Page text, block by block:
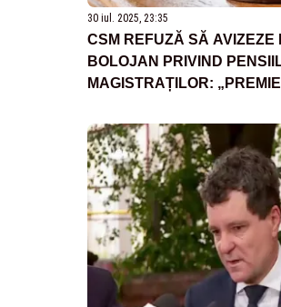
30 iul. 2025, 23:35
CSM REFUZĂ SĂ AVIZEZE
BOLOJAN PRIVIND
MAGISTRAȚILOR: